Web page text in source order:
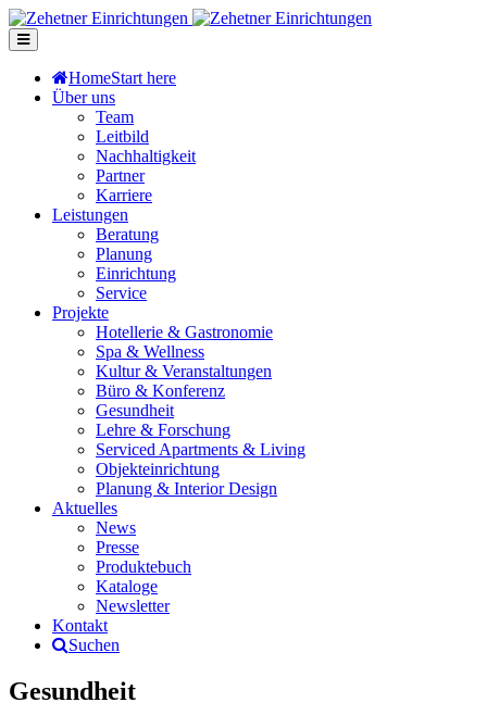
HomeStart here
Über uns
Team
Leitbild
Nachhaltigkeit
Partner
Karriere
Leistungen
Beratung
Planung
Einrichtung
Service
Projekte
Hotellerie & Gastronomie
Spa & Wellness
Kultur & Veranstaltungen
Büro & Konferenz
Gesundheit
Lehre & Forschung
Serviced Apartments & Living
Objekteinrichtung
Planung & Interior Design
Aktuelles
News
Presse
Produktebuch
Kataloge
Newsletter
Kontakt
Suchen
Gesundheit